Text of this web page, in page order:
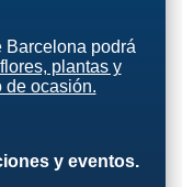
Barcelona podrá
plantas y
de ocasión.
y eventos.